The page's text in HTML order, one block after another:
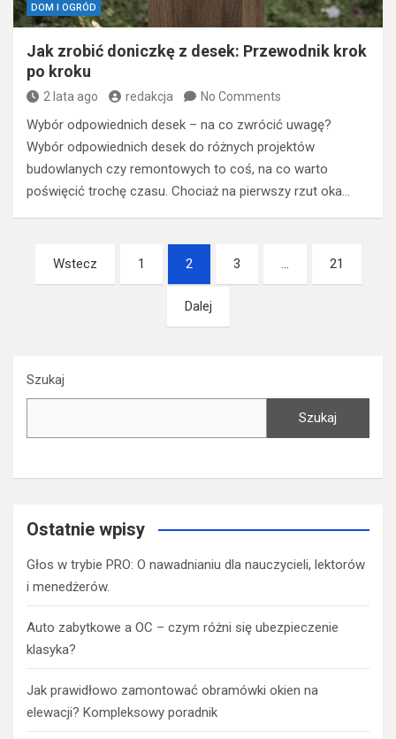
DOM I OGRÓD
Jak zrobić doniczkę z desek: Przewodnik krok
po kroku
2 lata ago redakcja No Comments
Wybór odpowiednich desek – na co zwrócić uwagę?
Wybór odpowiednich desek do różnych projektów
budowlanych czy remontowych to coś, na co warto
poświęcić trochę czasu. Chociaż na pierwszy rzut oka…
Nawigacja
po
Wstecz 1 2 3 … 21
Dalej
Szukaj
Szukaj
Ostatnie wpisy
Głos w trybie PRO: O nawadnianiu dla nauczycieli, lektorów
i menedżerów.
Auto zabytkowe a OC – czym różni się ubezpieczenie
klasyka?
Jak prawidłowo zamontować obramówki okien na
elewacji? Kompleksowy poradnik